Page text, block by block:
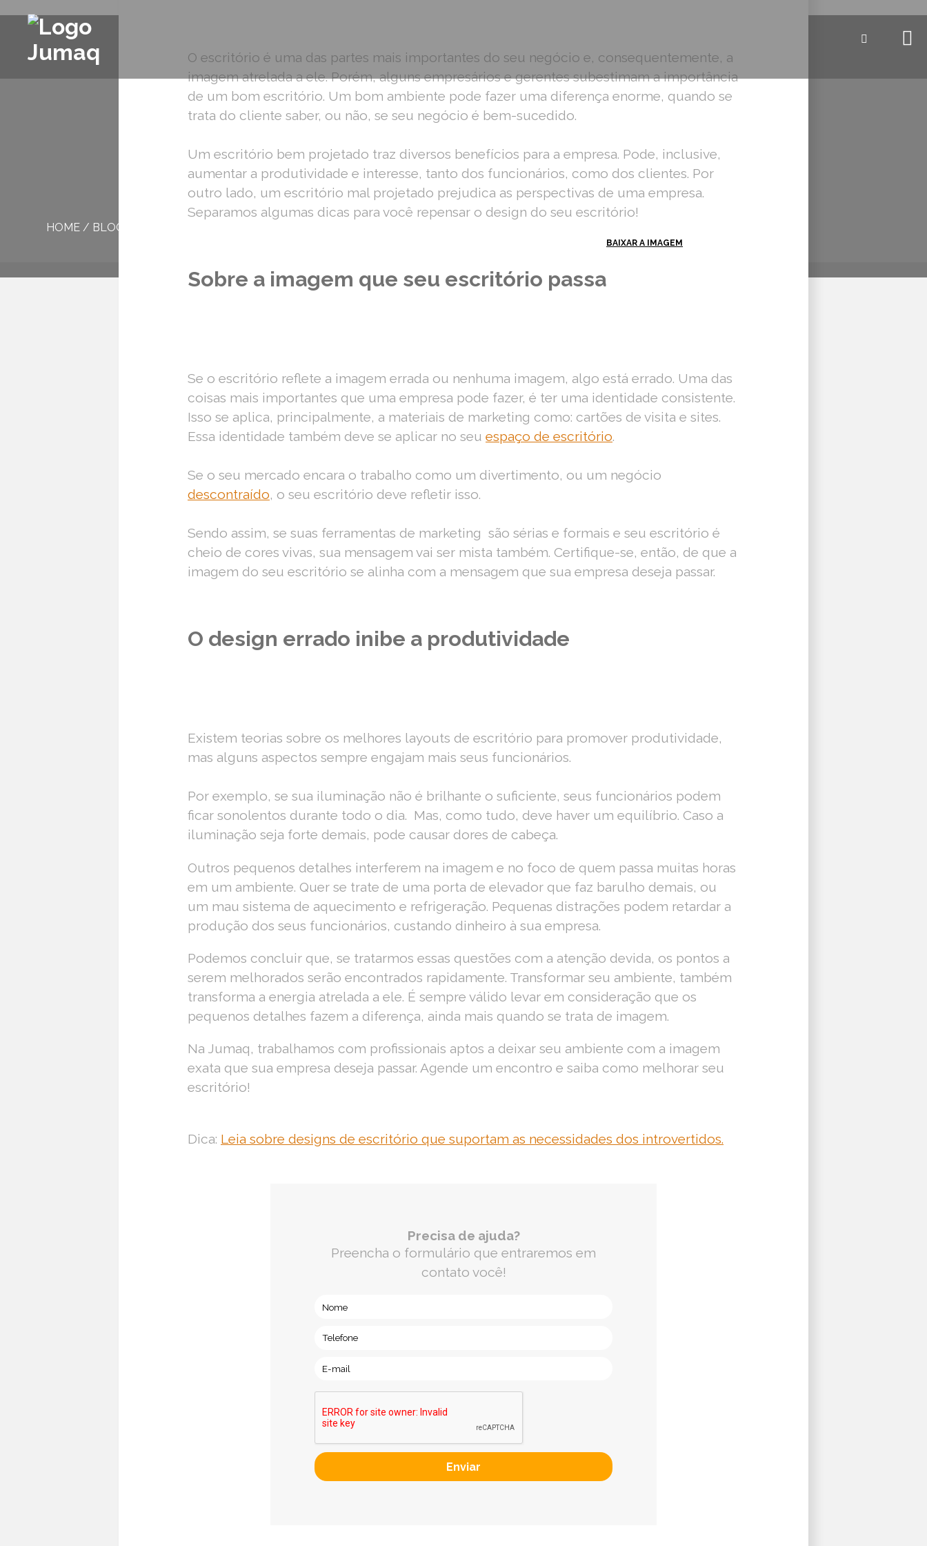
HOME / BLOG
O escritório é uma das partes mais importantes do seu negócio e, consequentemente, a
imagem atrelada a ele. Porém, alguns empresários e gerentes subestimam a importância
de um bom escritório. Um bom ambiente pode fazer uma diferença enorme, quando se
trata do cliente saber, ou não, se seu negócio é bem-sucedido.
Um escritório bem projetado traz diversos benefícios para a empresa. Pode, inclusive,
aumentar a produtividade e interesse, tanto dos funcionários, como dos clientes. Por
outro lado, um escritório mal projetado prejudica as perspectivas de uma empresa.
Separamos algumas dicas para você repensar o design do seu escritório!
Sobre a imagem que seu escritório passa
Se o escritório reflete a imagem errada ou nenhuma imagem, algo está errado. Uma das
coisas mais importantes que uma empresa pode fazer, é ter uma identidade consistente.
Isso se aplica, principalmente, a materiais de marketing como: cartões de visita e sites.
Essa identidade também deve se aplicar no seu espaço de escritório.
Se o seu mercado encara o trabalho como um divertimento, ou um negócio
descontraído, o seu escritório deve refletir isso.
Sendo assim, se suas ferramentas de marketing são sérias e formais e seu escritório é
cheio de cores vivas, sua mensagem vai ser mista também. Certifique-se, então, de que a
imagem do seu escritório se alinha com a mensagem que sua empresa deseja passar.
O design errado inibe a produtividade
Existem teorias sobre os melhores layouts de escritório para promover produtividade,
mas alguns aspectos sempre engajam mais seus funcionários.
Por exemplo, se sua iluminação não é brilhante o suficiente, seus funcionários podem
ficar sonolentos durante todo o dia. Mas, como tudo, deve haver um equilíbrio. Caso a
iluminação seja forte demais, pode causar dores de cabeça.
Outros pequenos detalhes interferem na imagem e no foco de quem passa muitas horas
em um ambiente. Quer se trate de uma porta de elevador que faz barulho demais, ou
um mau sistema de aquecimento e refrigeração. Pequenas distrações podem retardar a
produção dos seus funcionários, custando dinheiro à sua empresa.
Podemos concluir que, se tratarmos essas questões com a atenção devida, os pontos a
serem melhorados serão encontrados rapidamente. Transformar seu ambiente, também
transforma a energia atrelada a ele. É sempre válido levar em consideração que os
pequenos detalhes fazem a diferença, ainda mais quando se trata de imagem.
Na Jumaq, trabalhamos com profissionais aptos a deixar seu ambiente com a imagem
exata que sua empresa deseja passar. Agende um encontro e saiba como melhorar seu
escritório!
Dica: Leia sobre designs de escritório que suportam as necessidades dos introvertidos.
BAIXAR A IMAGEM
Precisa de ajuda?
Preencha o formulário que entraremos em
contato você!